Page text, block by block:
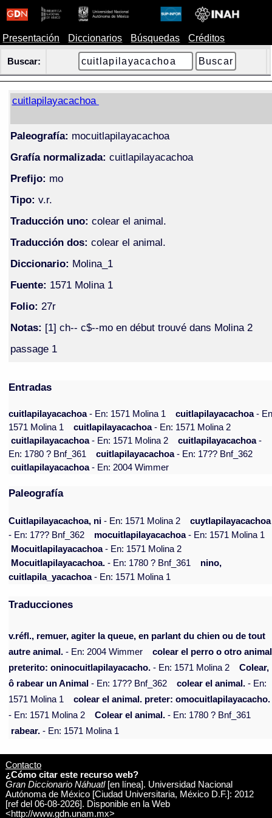
Presentación Diccionarios Búsquedas Créditos
Buscar:
cuitlapilayacachoa
Paleografía: mocuitlapilayacachoa
Grafía normalizada: cuitlapilayacachoa
Prefijo: mo
Tipo: v.r.
Traducción uno: colear el animal.
Traducción dos: colear el animal.
Diccionario: Molina_1
Fuente: 1571 Molina 1
Folio: 27r
Notas: [1] ch-- c$--mo en début trouvé dans Molina 2
passage 1
Entradas
cuitlapilayacachoa- En: 1571 Molina 1 cuitlapilayacachoa-
1571 Molina 1
cuitlapilayacachoa- En: 1571 Molina 2
cuitlapilayacachoa- En: 1571 Molina 2 cuitlapilayacachoa-
En: 1780 ? Bnf_361
cuitlapilayacachoa- En: 17?? Bnf_362
cuitlapilayacachoa- En: 2004 Wimmer
Paleografía
Cuitlapilayacachoa, ni - En: 1571 Molina 2
cuytlapilayacachoa
- En: 17?? Bnf_362
mocuitlapilayacachoa- En: 1571 Molina 1
Mocuitlapilayacachoa- En: 1571 Molina 2
Mocuitlapilayacachoa. - En: 1780 ? Bnf_361
nino,
cuitlapila_yacachoa- En: 1571 Molina 1
Traducciones
v.réfl., remuer, agiter la queue, en parlant du chien ou de tout
autre animal. - En: 2004 Wimmer
colear el perro o otro
preterito: oninocuitlapilayacacho. - En: 1571 Molina 2
Colear,
ô rabear un Animal - En: 17?? Bnf_362 colear el animal. - En:
1571 Molina 1
colear el animal. preter: omocuitlapilayacacho.
- En: 1571 Molina 2
Colear el animal. - En: 1780 ? Bnf_361
rabear. - En: 1571 Molina 1
Contacto
¿Cómo citar este recurso web?
Gran Diccionario Náhuatl[en línea]. Universidad Nacional
Autónoma de México [Ciudad Universitaria, México D.F.]: 2012
[ref del 06-08-2026]. Disponible en la Web
<http://www.gdn.unam.mx>